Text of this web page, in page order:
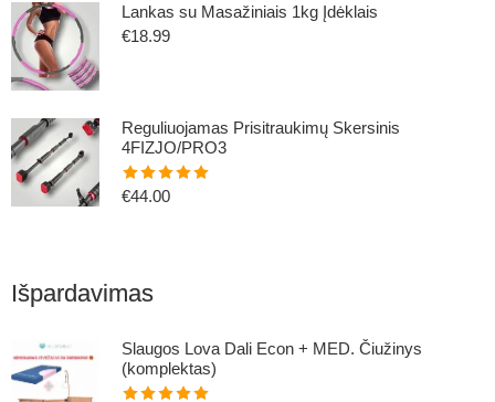
Lankas su Masažiniais 1kg Įdėklais
€18.99
Reguliuojamas Prisitraukimų Skersinis
4FIZJO/PRO3
Įvertinimas:
€44.00
Išpardavimas
Slaugos Lova Dali Econ + MED. Čiužinys
(komplektas)